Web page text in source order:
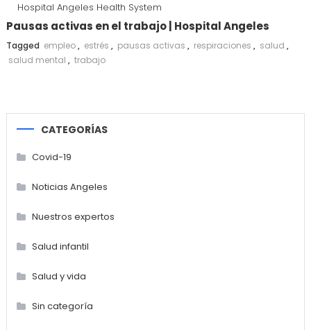
Hospital Angeles Health System
Pausas activas en el trabajo | Hospital Angeles
Tagged empleo, estrés , pausas activas , respiraciones , salud ,
salud mental , trabajo
CATEGORÍAS
Covid-19
Noticias Angeles
Nuestros expertos
Salud infantil
Salud y vida
Sin categoría